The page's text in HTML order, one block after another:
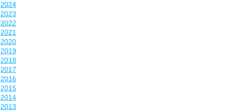
2024
2023
2022
2021
2020
2019
2018
2017
2016
2015
2014
2013